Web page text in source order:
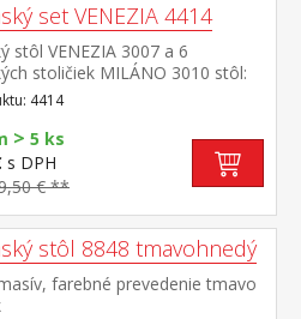
set VENEZIA 4414
stôl VENEZIA 3007 a 6
stoličiek MILÁNO 3010 stôl:
kov / tvrdené sklo,
nohy stolička: poťah koža –
prevedenie hnedá kovové
nohy, výška sedu 46
stola (š/h/v) 150 × 90 × 76 cm
(š/h/v) 41 × 40 × 98 cm
4414
> 5 ks
s DPH
€ **
stôl 8848 tmavohnedý
farebné prevedenie tmavo